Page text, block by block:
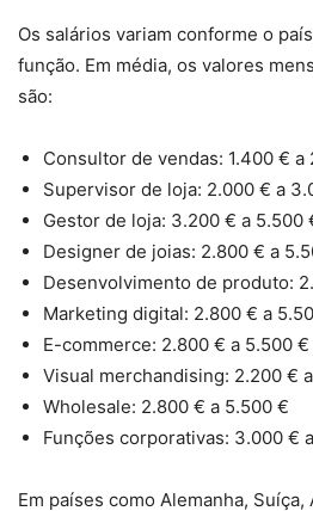
Os salários variam conforme o
função. Em média, os valores
são:
Consultor de vendas: 1.400 € a
Supervisor de loja: 2.000 € a
Gestor de loja: 3.200 € a 5.500
Designer de joias: 2.800 € a
Desenvolvimento de produto:
Marketing digital: 2.800 € a
E-commerce: 2.800 € a 5.500 €
Visual merchandising: 2.200 €
Wholesale: 2.800 € a 5.500 €
Funções corporativas: 3.000 €
Em países como Alemanha,